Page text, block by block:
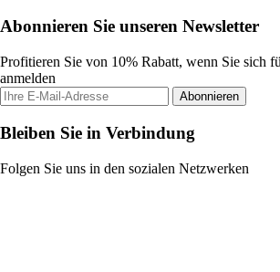
Abonnieren Sie unseren Newsletter
Profitieren Sie von 10% Rabatt, wenn Sie sich
anmelden
Abonnieren
Bleiben Sie in Verbindung
Folgen Sie uns in den sozialen Netzwerken